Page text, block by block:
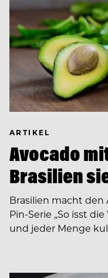
ARTIKEL
Avocado
Brasilien
Brasilien macht
Pin-Serie „So isst
und jeder Menge